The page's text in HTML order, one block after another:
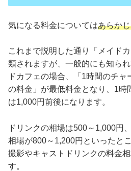
気になる料金についてはあらか
これまで説明した通り「メイド
類されますが、一般的にも知ら
ドカフェの場合、「1時間のチャ
の料金」が最低料金となり、1時
は1,000円前後になります。
ドリンクの相場は500～1,000円
相場が800～1,200円といったと
撮影やキャストドリンクの料金
す。